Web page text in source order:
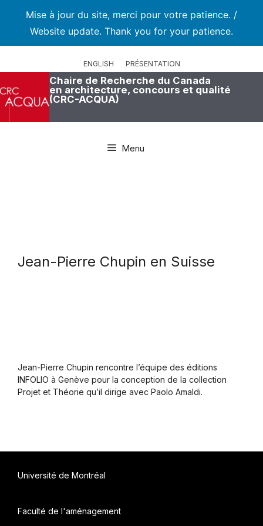
Mise à jour du site, merci pour votre patience. /
Website update. Thank you for your patience.
ENGLISH PRÉSENTATION
Chaire de Recherche du Canada
en architecture, concours et qualité
(CRC-ACQUA)
Menu
Jean-Pierre Chupin en Suisse
Jean-Pierre Chupin rencontre l’équipe des éditions
INFOLIO à Genève pour la conception de la collection
Projet et Théorie qu’il dirige avec Paolo Amaldi.
Université de Montréal
Faculté de l'aménagement